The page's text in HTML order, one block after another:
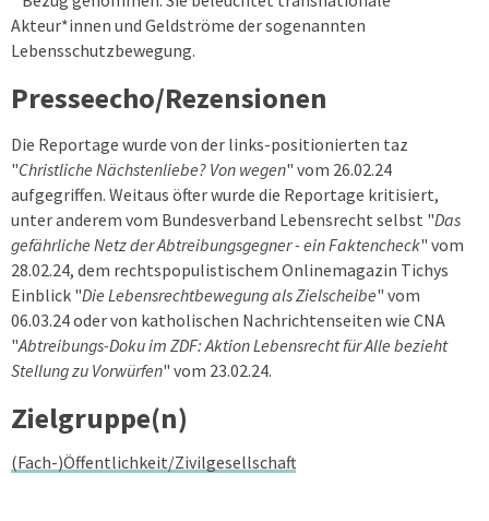
Akteur*innen und Geldströme der sogenannten
Lebensschutzbewegung.
Presseecho/Rezensionen
Die Reportage wurde von der links-positionierten taz
"Christliche Nächstenliebe? Von wegen" vom 26.02.24
aufgegriffen. Weitaus öfter wurde die Reportage kritisiert,
unter anderem vom Bundesverband Lebensrecht selbst "Das
gefährliche Netz der Abtreibungsgegner - ein Faktencheck" vom
28.02.24, dem rechtspopulistischem Onlinemagazin Tichys
Einblick "Die Lebensrechtbewegung als Zielscheibe" vom
06.03.24oder von katholischen Nachrichtenseiten wie CNA
"Abtreibungs-Doku im ZDF: Aktion Lebensrecht für Alle bezieht
Stellung zu Vorwürfen" vom 23.02.24.
Zielgruppe(n)
(Fach-)Öffentlichkeit/Zivilgesellschaft